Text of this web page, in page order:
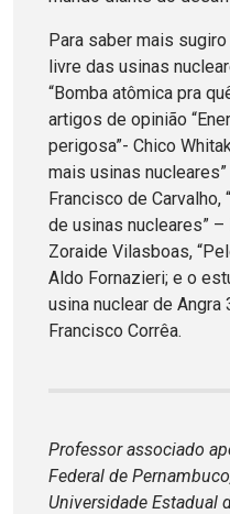
Para saber mais
livre das usinas
“Bomba atômica pra
artigos de opinião
perigosa”- Chico
mais usinas
Francisco de
de usinas nucleares”
Zoraide Vilasboas,
Aldo Fornazieri; e o
usina nuclear de Angra
Francisco Corrêa.
Professor associado
Federal de
Universidade Estadual